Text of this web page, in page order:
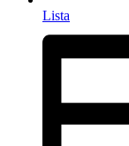
Lista